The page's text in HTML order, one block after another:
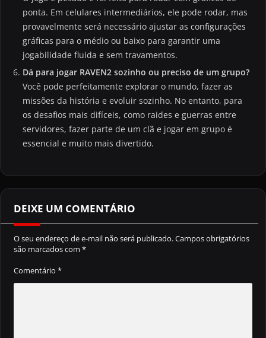
ponta. Em celulares intermediários, ele pode rodar, mas
provavelmente será necessário ajustar as configurações
gráficas para o médio ou baixo para garantir uma
jogabilidade fluida e sem travamentos.
Dá para jogar RAVEN2 sozinho ou preciso de um grupo?
Você pode perfeitamente explorar o mundo, fazer as
missões da história e evoluir sozinho. No entanto, para
os desafios mais difíceis, como raides e guerras entre
servidores, fazer parte de um clã e jogar em grupo é
essencial e muito mais divertido.
DEIXE UM COMENTÁRIO
O seu endereço de e-mail não será publicado.Campos obrigatórios
são marcados com *
Comentário *